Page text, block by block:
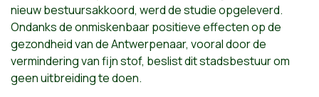
nieuw bestuursakkoord, werd de studie opgeleverd.
Ondanks de onmiskenbaar positieve effecten op de
gezondheid van de Antwerpenaar, vooral door de
vermindering van fijn stof, beslist dit stadsbestuur om
geen uitbreiding te doen.